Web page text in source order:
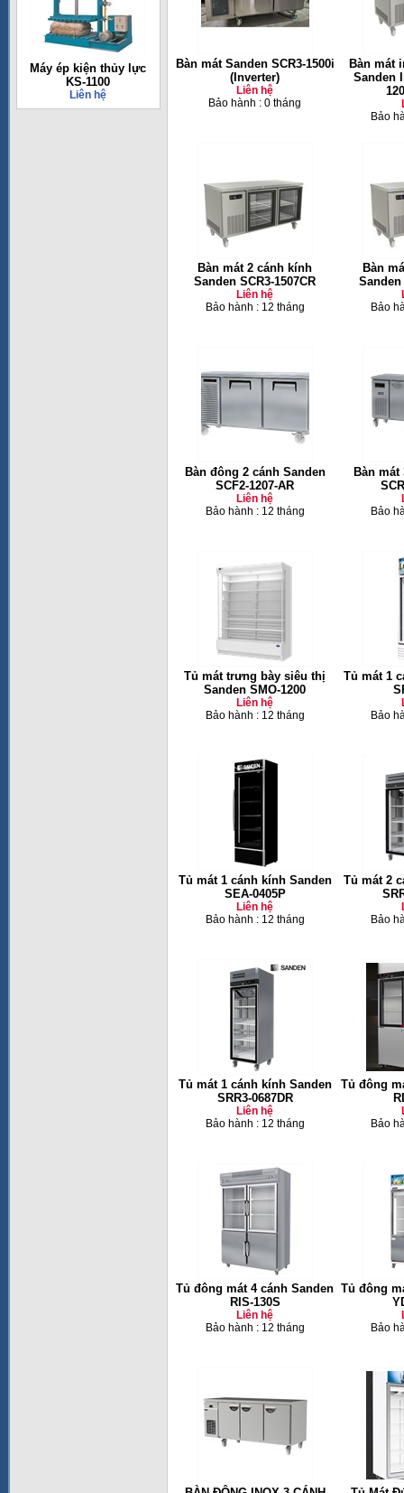
Máy ép kiện thủy lực
KS-1100
Liên hệ
Bàn mát Sanden SCR3-1500i
(Inverter)
Liên hệ
Bảo hành : 0 tháng
Bàn mát
Sanden
Bảo
Bàn mát 2 cánh kính
Sanden SCR3-1507CR
Liên hệ
Bảo hành : 12 tháng
Bàn
Sanden
Bảo
Bàn đông 2 cánh Sanden
SCF2-1207-AR
Liên hệ
Bảo hành : 12 tháng
Bàn mát
Bảo
Tủ mát trưng bày siêu thị
Sanden SMO-1200
Liên hệ
Bảo hành : 12 tháng
Tủ mát 1
Bảo
Tủ mát 1 cánh kính Sanden
SEA-0405P
Liên hệ
Bảo hành : 12 tháng
Tủ mát 2
Bảo
Tủ mát 1 cánh kính Sanden
SRR3-0687DR
Liên hệ
Bảo hành : 12 tháng
Tủ đông
Bảo
Tủ đông mát 4 cánh Sanden
RIS-130S
Liên hệ
Bảo hành : 12 tháng
Tủ đông
Bảo